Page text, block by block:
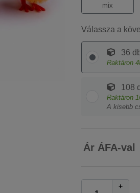
mix
Válassza a
36
Raktáron
108
Raktáron
A kisebb
Ár ÁFA-val
+